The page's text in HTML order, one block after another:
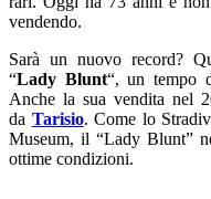
vendendo.
Sarà un nuovo record?
“Lady Blunt“, un tempo
Anche la sua vendita nel
da Tarisio. Come lo
Museum, il “Lady Blunt”
ottime condizioni.